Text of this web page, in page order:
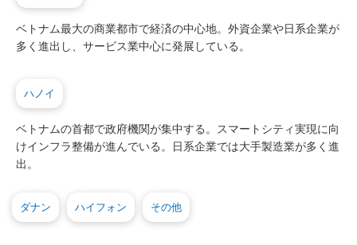
ベトナム最大の商業都市で経済の中心地。外資企業や日系企業が
多く進出し、サービス業中心に発展している。
ハノイ
ベトナムの首都で政府機関が集中する。スマートシティ実現に向
けインフラ整備が進んでいる。日系企業では大手製造業が多く進
出。
ダナン ハイフォン その他